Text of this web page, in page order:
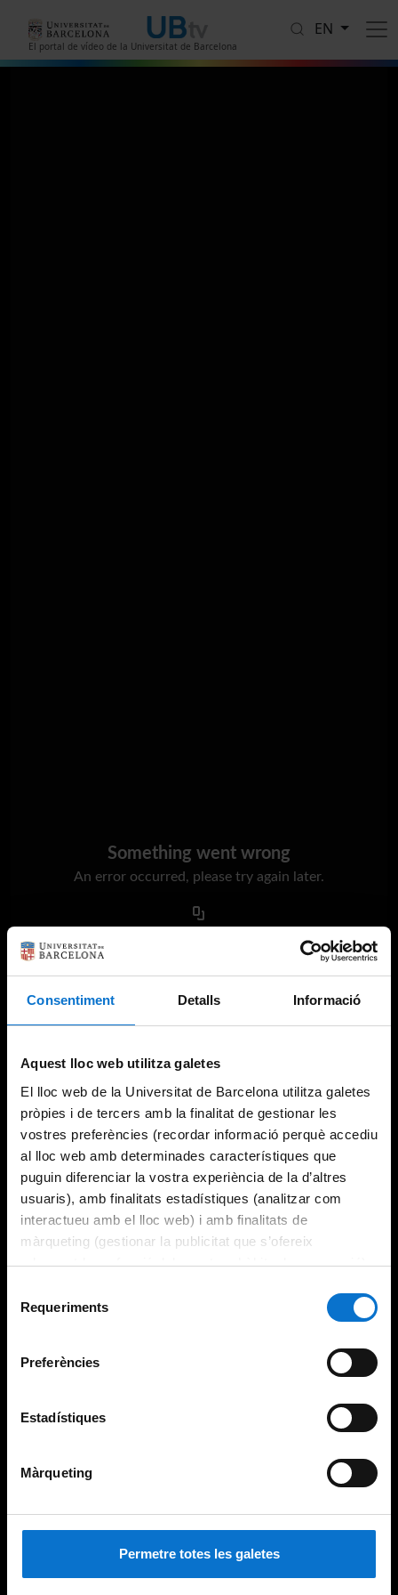
Consentiment Detalls Informació
Aquest lloc web utilitza galetes
El lloc web de la Universitat de Barcelona utilitza galetes
pròpies i de tercers amb la finalitat de gestionar les
vostres preferències (recordar informació perquè accediu
al lloc web amb determinades característiques que
puguin diferenciar la vostra experiència de la d’altres
usuaris), amb finalitats estadístiques (analitzar com
interactueu amb el lloc web) i amb finalitats de
màrqueting (gestionar la publicitat que s’ofereix
adequant-la en funció dels vostres hàbits de navegació).
consultar laPolítica de galetes del lloc web de la
Requeriments
Preferències
Estadístiques
Màrqueting
Permetre totes les galetes
El portal de vídeo de la Universitat de Barcelona
EN
Something went wrong
An error occurred, please try again later.